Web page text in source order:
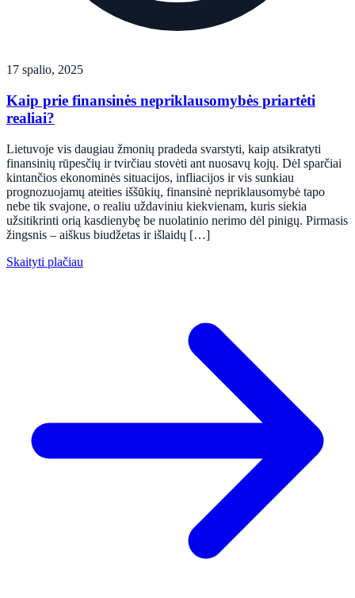
17 spalio, 2025
Kaip prie finansinės nepriklausomybės priartėti
realiai?
Lietuvoje vis daugiau žmonių pradeda svarstyti, kaip atsikratyti
finansinių rūpesčių ir tvirčiau stovėti ant nuosavų kojų. Dėl sparčiai
kintančios ekonominės situacijos, infliacijos ir vis sunkiau
prognozuojamų ateities iššūkių, finansinė nepriklausomybė tapo
nebe tik svajone, o realiu uždaviniu kiekvienam, kuris siekia
užsitikrinti orią kasdienybę be nuolatinio nerimo dėl pinigų. Pirmasis
žingsnis – aiškus biudžetas ir išlaidų […]
Skaityti plačiau